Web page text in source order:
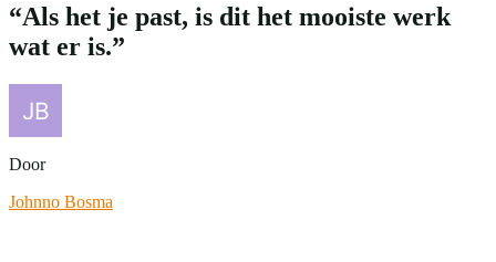
“Als het je past, is dit het mooiste werk
wat er is.”
Door
Johnno Bosma